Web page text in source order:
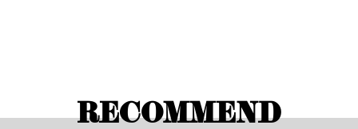
RECOMMEND